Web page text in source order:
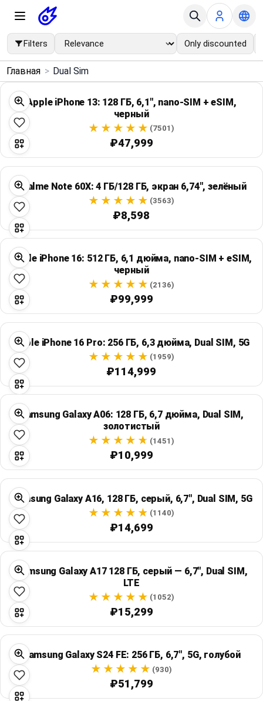
Filters Only discounted
Menu ×
Home
Search
Price Drops
Categories
Brands
Global Price Tracker
Blog
Compare
Plans & Pricing
Log in
Главная > Dual Sim
Apple iPhone 13: 128 ГБ, 6,1", nano-SIM + eSIM,
черный
(7501)
₽47,999
Realme Note 60X: 4 ГБ/128 ГБ, экран 6,74", зелёный
(3563)
₽8,598
Apple iPhone 16: 512 ГБ, 6,1 дюйма, nano-SIM + eSIM,
черный
(2136)
₽99,999
Apple iPhone 16 Pro: 256 ГБ, 6,3 дюйма, Dual SIM, 5G
(1959)
₽114,999
Samsung Galaxy A06: 128 ГБ, 6,7 дюйма, Dual SIM,
золотистый
(1451)
₽10,999
Samsung Galaxy A16, 128 ГБ, серый, 6,7", Dual SIM, 5G
(1140)
₽14,699
Samsung Galaxy A17 128 ГБ, серый — 6,7", Dual SIM,
LTE
(1052)
₽15,299
Samsung Galaxy S24 FE: 256 ГБ, 6,7", 5G, голубой
(930)
₽51,799